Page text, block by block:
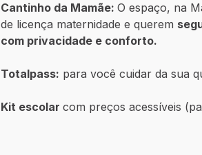
Cantinho da Mamãe:O espaço, na
de licença maternidade e querem
com privacidade e conforto.
Totalpass: para você cuidar da sua
Kit escolarcom preços acessíveis